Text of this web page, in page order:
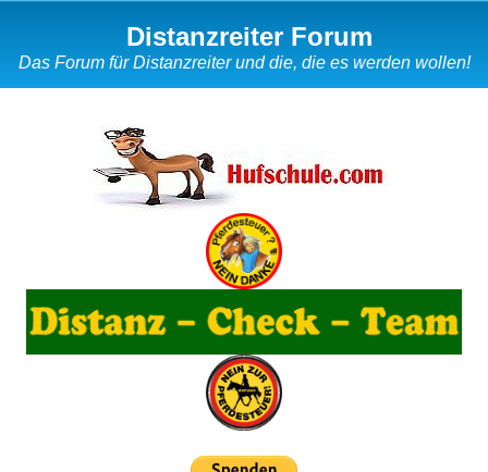
Distanzreiter Forum
Das Forum für Distanzreiter und die, die es werden wollen!